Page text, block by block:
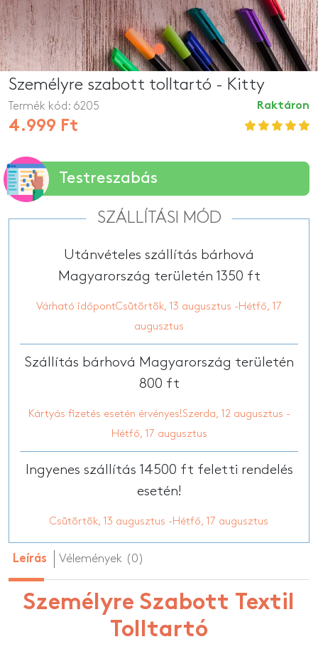
Személyre szabott tolltartó - Kitty
Raktáron
Termék kód: 6205
4.999 Ft
Testreszabás
SZÁLLÍTÁSI MÓD
Utánvételes szállítás bárhová
Magyarország területén 1350 ft
Várható időpontCsütörtök, 13 augusztus -Hétfő, 17
augusztus
Szállítás bárhová Magyarország területén
800 ft
Kártyás fizetés esetén érvényes!Szerda, 12 augusztus -
Hétfő, 17 augusztus
Ingyenes szállítás 14500 ft feletti rendelés
esetén!
Csütörtök, 13 augusztus -Hétfő, 17 augusztus
Leírás Vélemények (0)
Személyre Szabott Textil
Tolltartó